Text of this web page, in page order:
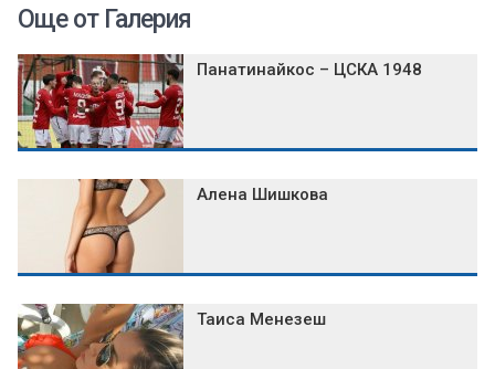
Още от Галерия
Панатинайкос – ЦСКА 1948
Алена Шишкова
Таиса Менезеш